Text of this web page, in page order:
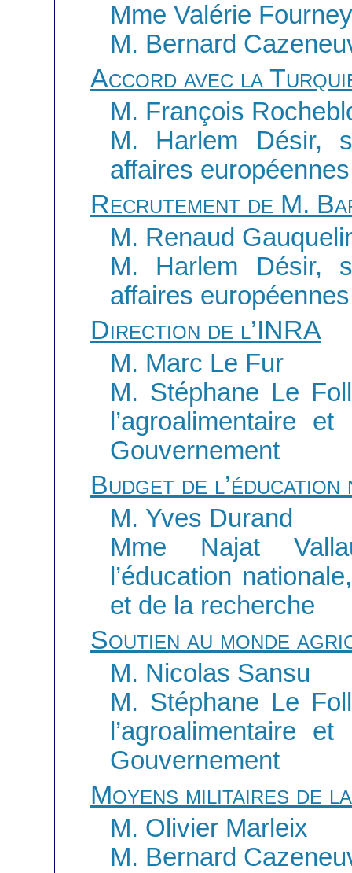
Mme Valérie
M. Bernard
Accord avec la
M. François
M. Harlem Désir,
affaires européennes
Recrutement de M.
M. Renaud
M. Harlem Désir,
affaires européennes
Direction de l’INRA
M. Marc Le Fur
M. Stéphane Le
l’agroalimentaire
Gouvernement
Budget de l’éducation
M. Yves Durand
Mme Najat
l’éducation
et de la recherche
Soutien au monde
M. Nicolas Sansu
M. Stéphane Le
l’agroalimentaire
Gouvernement
Moyens militaires de
M. Olivier Marleix
M. Bernard